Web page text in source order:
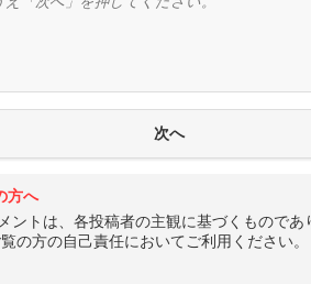
方へ
ントは、各投稿者の主観に基づくもので
の方の自己責任においてご利用ください。